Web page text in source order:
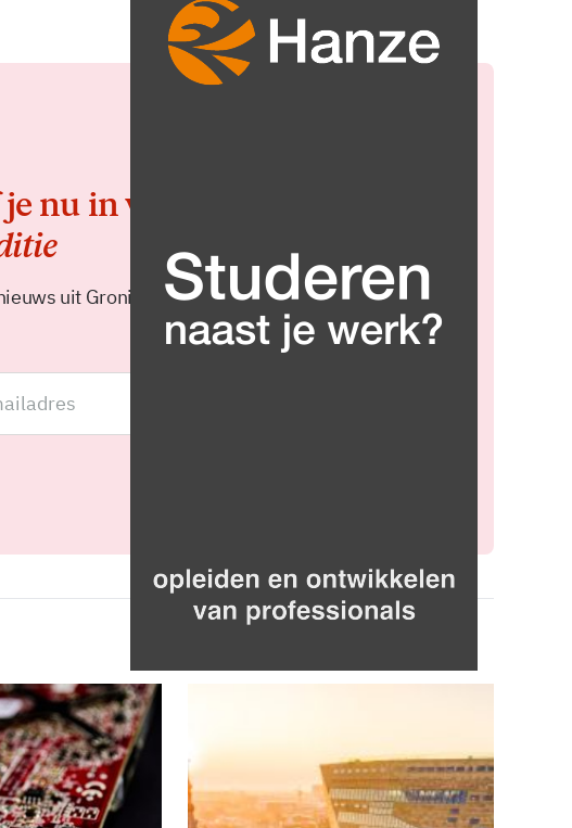
nu in voor de
uit Groningen elke middag in je